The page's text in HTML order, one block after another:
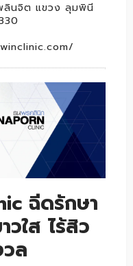
ลินจิต แขวง ลุมพินี
ฉีดรักษา
วใส ไร้สิว
ล